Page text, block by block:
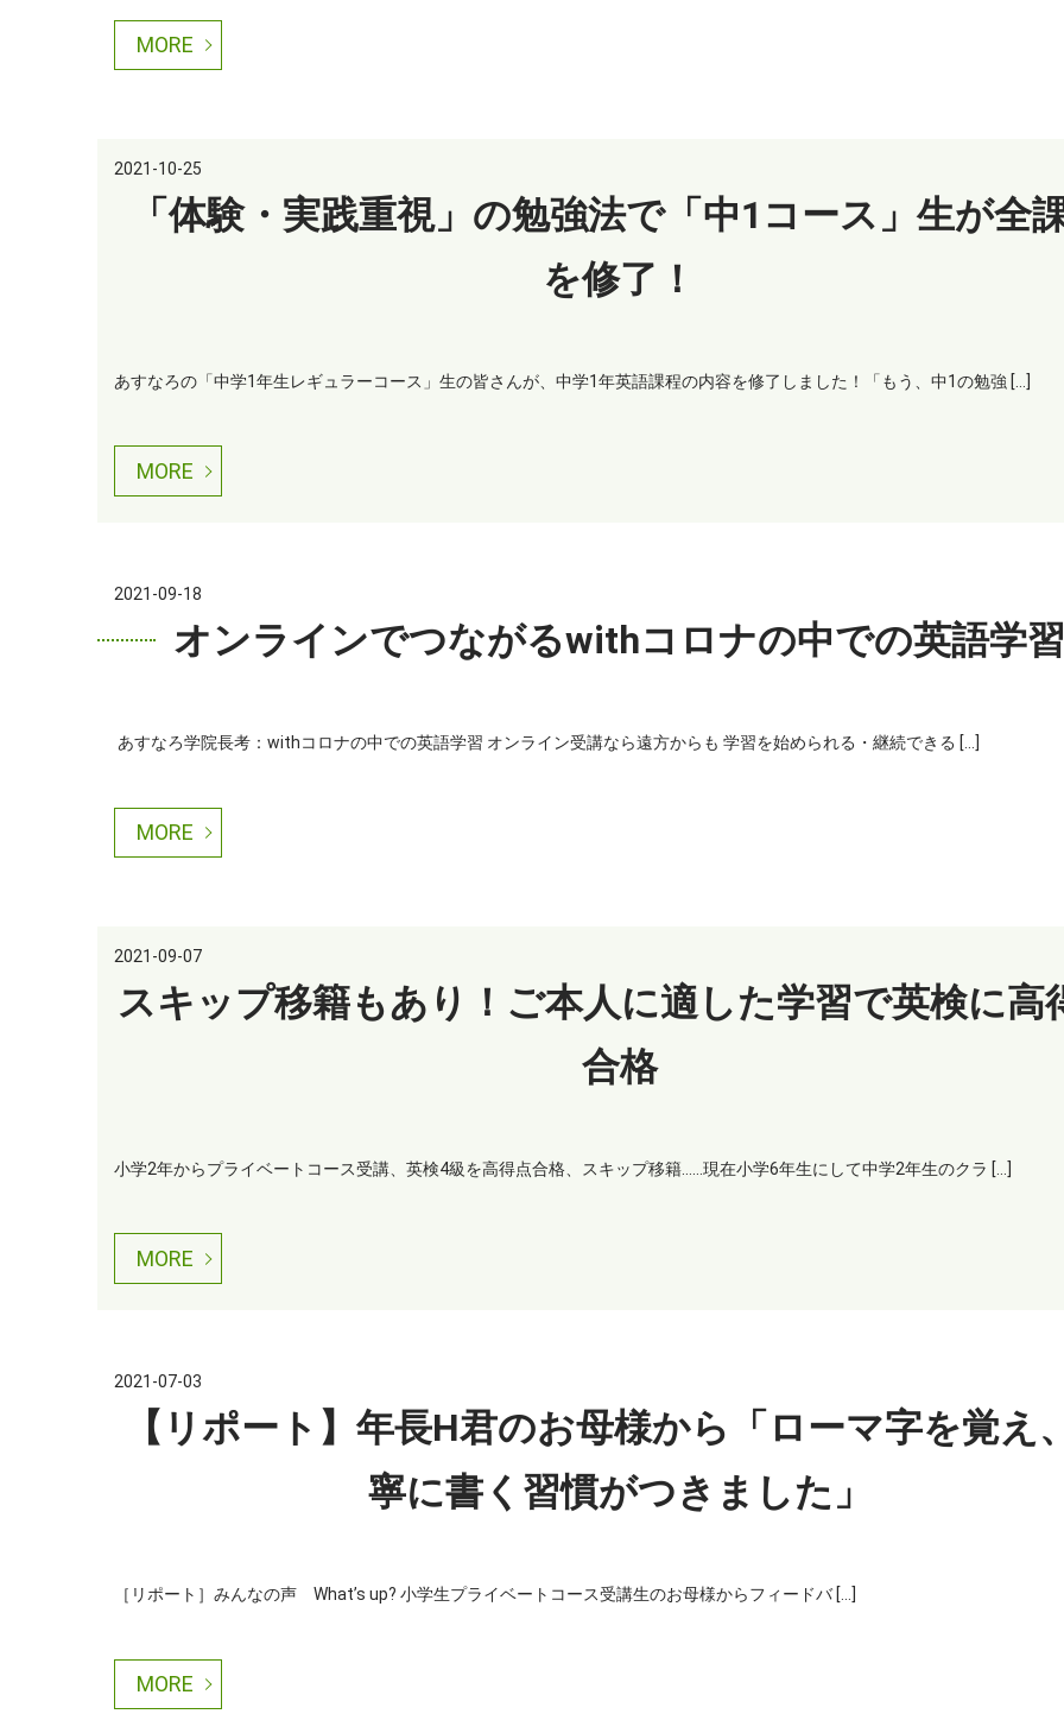
MORE
2021-10-25
「体験・実践重視」の勉強法で「中1コース」生が全
を修了！
あすなろの「中学1年生レギュラーコース」生の皆さんが、中学1年英語課程の内容を修了しました！「もう、中1の勉強 […]
MORE
2021-09-18
オンラインでつながるwithコロナの中での英語学
あすなろ学院長考：withコロナの中での英語学習 オンライン受講なら遠方からも 学習を始められる・継続できる […]
MORE
2021-09-07
スキップ移籍もあり！ご本人に適した学習で英検に高
合格
小学2年からプライベートコース受講、英検4級を高得点合格、スキップ移籍……現在小学6年生にして中学2年生のクラ […]
MORE
2021-07-03
【リポート】年長H君のお母様から「ローマ字を覚え
寧に書く習慣がつきました」
［リポート］みんなの声 What’s up? 小学生プライベートコース受講生のお母様からフィードバ […]
MORE